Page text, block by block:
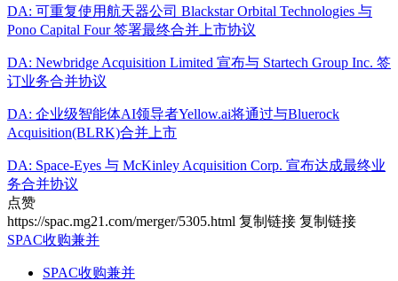
DA: 可重复使用航天器公司 Blackstar Orbital Technologies 与
Pono Capital Four 签署最终合并上市协议
DA: Newbridge Acquisition Limited 宣布与 Startech Group Inc. 签
订业务合并协议
DA: 企业级智能体AI领导者Yellow.ai将通过与Bluerock
Acquisition(BLRK)合并上市
DA: Space-Eyes 与 McKinley Acquisition Corp. 宣布达成最终业
务合并协议
点赞
https://spac.mg21.com/merger/5305.html 复制链接 复制链接
SPAC收购兼并
SPAC收购兼并